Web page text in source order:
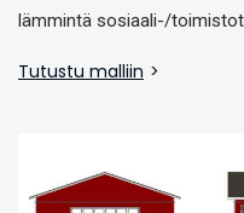
lämmintä sosiaali-/
Tutustu malliin